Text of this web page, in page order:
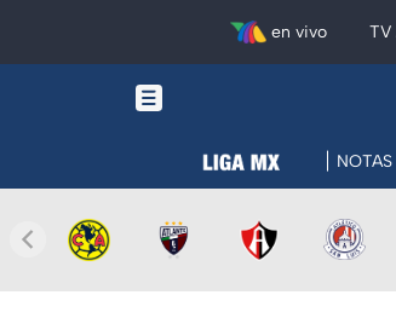
en vivo TV
NOTAS